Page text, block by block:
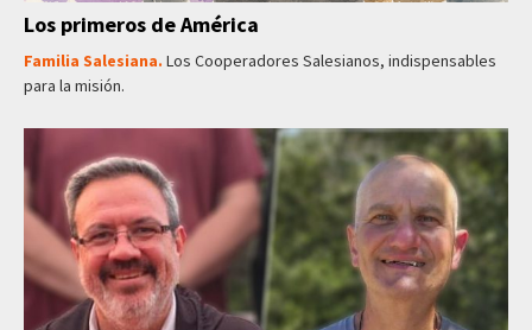
Los primeros de América
Familia Salesiana. Los Cooperadores Salesianos, indispensables
para la misión.